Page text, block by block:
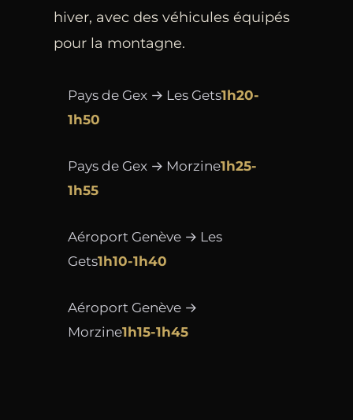
hiver, avec des véhicules équipés
pour la montagne.
Pays de Gex → Les Gets1h20-
1h50
Pays de Gex → Morzine1h25-
1h55
Aéroport Genève → Les
Gets1h10-1h40
Aéroport Genève →
Morzine1h15-1h45